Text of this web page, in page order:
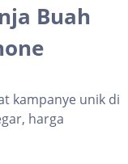
Buah
kampanye unik di
harga